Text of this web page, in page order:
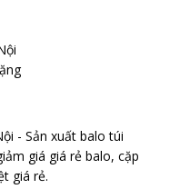
- Sản xuất balo túi
giá giá rẻ balo, cặp
giá rẻ.